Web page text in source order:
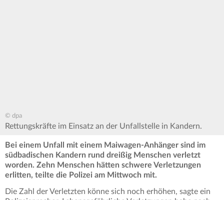
© dpa
Rettungskräfte im Einsatz an der Unfallstelle in Kandern.
Bei einem Unfall mit einem Maiwagen-Anhänger sind im
südbadischen Kandern rund dreißig Menschen verletzt
worden. Zehn Menschen hätten schwere Verletzungen
erlitten, teilte die Polizei am Mittwoch mit.
Die Zahl der Verletzten könne sich noch erhöhen, sagte ein